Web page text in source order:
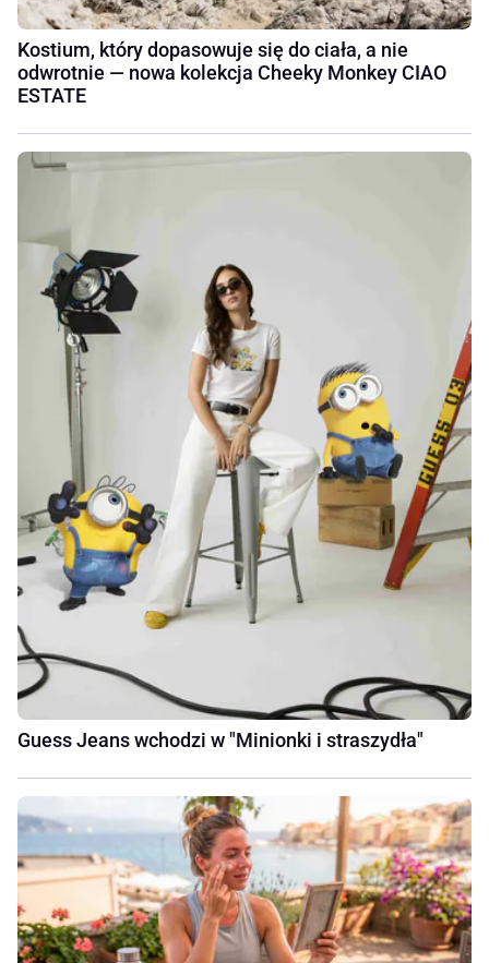
Kostium, który dopasowuje się do ciała, a nie
odwrotnie — nowa kolekcja Cheeky Monkey CIAO
ESTATE
Guess Jeans wchodzi w "Minionki i straszydła"